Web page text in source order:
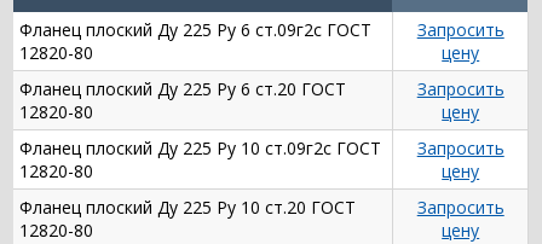
Фланец плоский Ду 225 Ру 6 ст.09г2с ГОСТ
12820-80
Запросить
цену
Фланец плоский Ду 225 Ру 6 ст.20 ГОСТ
12820-80
Запросить
цену
Фланец плоский Ду 225 Ру 10 ст.09г2с ГОСТ
12820-80
Запросить
цену
Фланец плоский Ду 225 Ру 10 ст.20 ГОСТ
12820-80
Запросить
цену